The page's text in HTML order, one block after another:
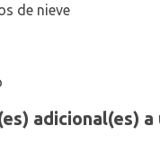
de nieve
adicional(es)